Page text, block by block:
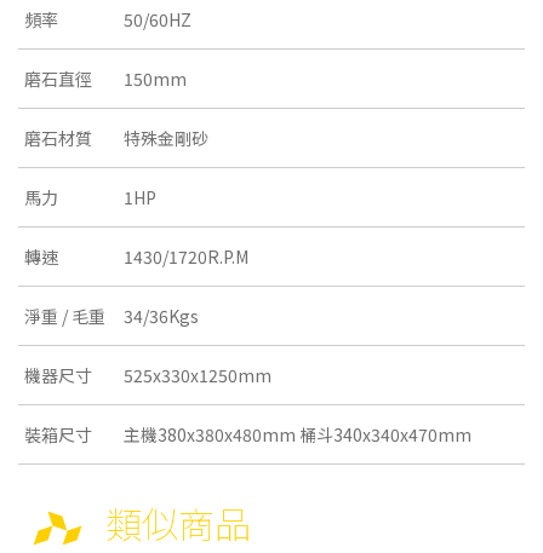
頻率 50/60HZ
磨石直徑 150mm
磨石材質 特殊金剛砂
馬力 1HP
轉速 1430/1720R.P.M
淨重 / 毛重 34/36Kgs
機器尺寸 525x330x1250mm
裝箱尺寸 主機380x380x480mm 桶斗340x340x470mm
類似商品